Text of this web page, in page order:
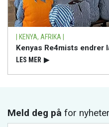
| KENYA, AFRIKA |
Kenyas Re4mists endrer
LES MER ▶
Meld deg på for